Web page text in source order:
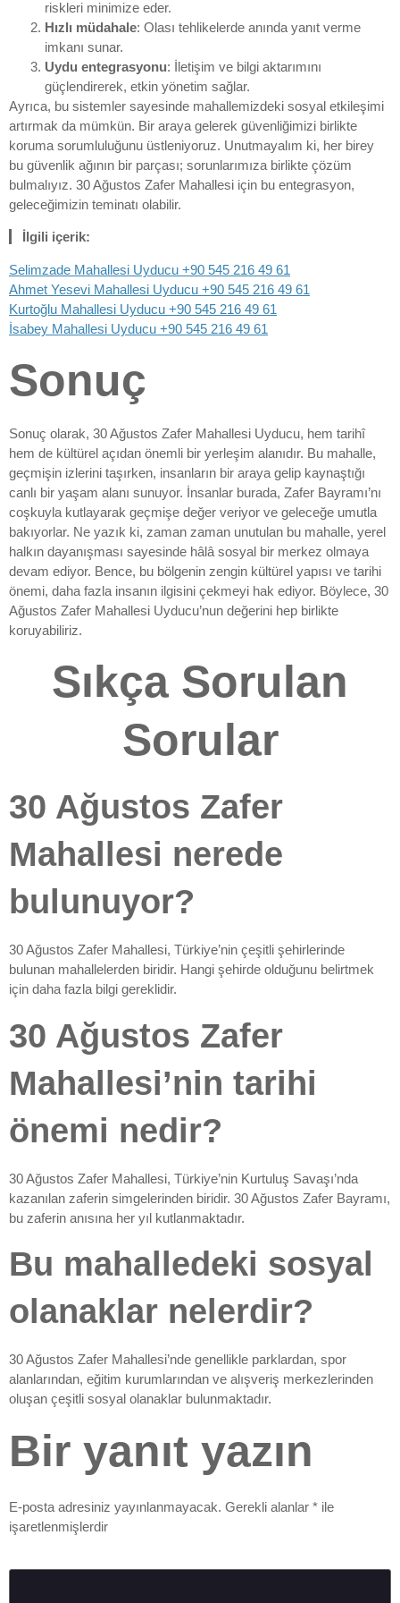
riskleri minimize eder.
Hızlı müdahale: Olası tehlikelerde anında yanıt verme
imkanı sunar.
Uydu entegrasyonu: İletişim ve bilgi aktarımını
güçlendirerek, etkin yönetim sağlar.
Ayrıca, bu sistemler sayesinde mahallemizdeki sosyal etkileşimi
artırmak da mümkün. Bir araya gelerek güvenliğimizi birlikte
koruma sorumluluğunu üstleniyoruz. Unutmayalım ki, her birey
bu güvenlik ağının bir parçası; sorunlarımıza birlikte çözüm
bulmalıyız. 30 Ağustos Zafer Mahallesi için bu entegrasyon,
geleceğimizin teminatı olabilir.
İlgili içerik:
Selimzade Mahallesi Uyducu +90 545 216 49 61
Ahmet Yesevi Mahallesi Uyducu +90 545 216 49 61
Kurtoğlu Mahallesi Uyducu +90 545 216 49 61
İsabey Mahallesi Uyducu +90 545 216 49 61
Sonuç
Sonuç olarak, 30 Ağustos Zafer Mahallesi Uyducu, hem tarihî
hem de kültürel açıdan önemli bir yerleşim alanıdır. Bu mahalle,
geçmişin izlerini taşırken, insanların bir araya gelip kaynaştığı
canlı bir yaşam alanı sunuyor. İnsanlar burada, Zafer Bayramı’nı
coşkuyla kutlayarak geçmişe değer veriyor ve geleceğe umutla
bakıyorlar. Ne yazık ki, zaman zaman unutulan bu mahalle, yerel
halkın dayanışması sayesinde hâlâ sosyal bir merkez olmaya
devam ediyor. Bence, bu bölgenin zengin kültürel yapısı ve tarihi
önemi, daha fazla insanın ilgisini çekmeyi hak ediyor. Böylece, 30
Ağustos Zafer Mahallesi Uyducu’nun değerini hep birlikte
koruyabiliriz.
Sıkça Sorulan
Sorular
30 Ağustos Zafer
Mahallesi nerede
bulunuyor?
30 Ağustos Zafer Mahallesi, Türkiye’nin çeşitli şehirlerinde
bulunan mahallelerden biridir. Hangi şehirde olduğunu belirtmek
için daha fazla bilgi gereklidir.
30 Ağustos Zafer
Mahallesi’nin tarihi
önemi nedir?
30 Ağustos Zafer Mahallesi, Türkiye’nin Kurtuluş Savaşı’nda
kazanılan zaferin simgelerinden biridir. 30 Ağustos Zafer Bayramı,
bu zaferin anısına her yıl kutlanmaktadır.
Bu mahalledeki sosyal
olanaklar nelerdir?
30 Ağustos Zafer Mahallesi’nde genellikle parklardan, spor
alanlarından, eğitim kurumlarından ve alışveriş merkezlerinden
oluşan çeşitli sosyal olanaklar bulunmaktadır.
Bir yanıt yazın
E-posta adresiniz yayınlanmayacak. Gerekli alanlar * ile
işaretlenmişlerdir